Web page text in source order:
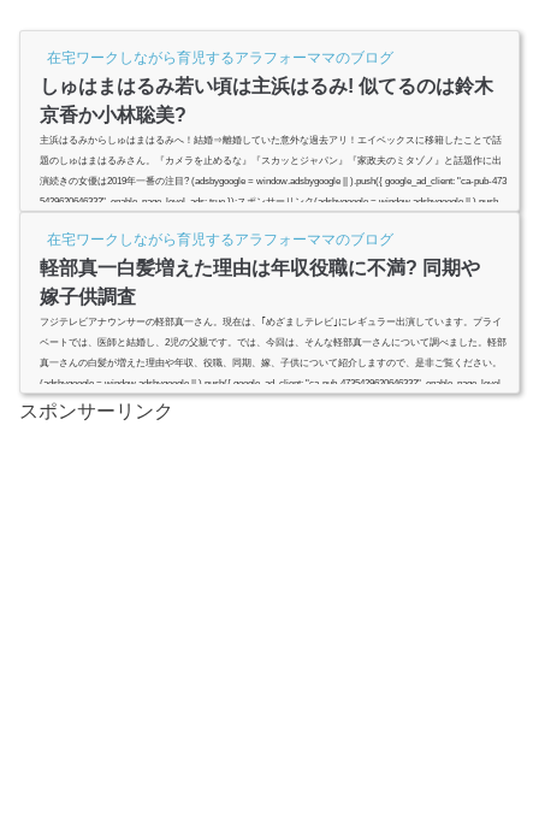
在宅ワークしながら育児するアラフォーママのブログ
しゅはまはるみ若い頃は主浜はるみ! 似てるのは鈴木
京香か小林聡美?
主浜はるみからしゅはまはるみへ！結婚⇒離婚していた意外な過去アリ！エイベックスに移籍したことで話
題のしゅはまはるみさん。『カメラを止めるな』『スカッとジャパン』『家政夫のミタゾノ』と話題作に出
演続きの女優は2019年一番の注目? (adsbygoogle = window.adsbygoogle || ).push({ google_ad_client: "ca-pub-473
5429620646332", enable_page_level_ads: true });スポンサーリンク(adsbygoogle = window.adsbygoogle || ).push
在宅ワークしながら育児するアラフォーママのブログ
軽部真一白髪増えた理由は年収役職に不満? 同期や
嫁子供調査
フジテレビアナウンサーの軽部真一さん。現在は、｢めざましテレビ｣にレギュラー出演しています。プライ
ベートでは、医師と結婚し、2児の父親です。では、今回は、そんな軽部真一さんについて調べました。軽部
真一さんの白髪が増えた理由や年収、役職、同期、嫁、子供について紹介しますので、是非ご覧ください。
(adsbygoogle = window.adsbygoogle || ).push({ google_ad_client: "ca-pub-4735429620646332", enable_page_level_
ads: true });スポンサーリンク(adsbygoogle = window.adsbygoogle...
スポンサーリンク